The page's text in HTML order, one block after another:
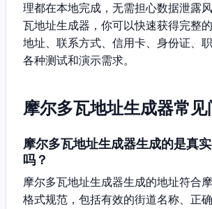
理都在本地完成，无需担心数据泄露
瓦地址生成器，你可以快速获得完整
地址、联系方式、信用卡、身份证、
各种测试和演示需求。
摩尔多瓦地址生成器常
摩尔多瓦地址生成器生成的是真
吗？
摩尔多瓦地址生成器生成的地址符合
格式规范，包括有效的街道名称、正